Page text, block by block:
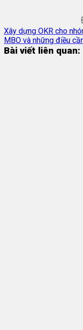
Xây dựng OKR cho
MBO và những điều
Bài viết liên quan: